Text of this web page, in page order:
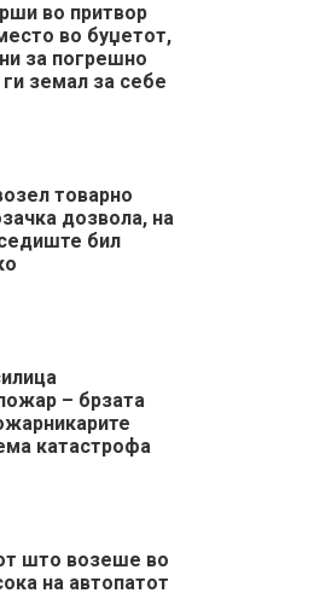
во притвор
во буџетот,
за погрешно
земал за себе
товарно
дозвола, на
бил
– брзата
катастрофа
што возеше во
на автопатот